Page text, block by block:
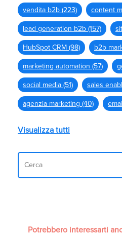
vendita b2b (223) content
lead generation b2b (157)
HubSpot CRM (98) b2b
marketing automation (57)
social media (51) sales
agenzia marketing (40)
Visualizza tutti
Potrebbero interessarti